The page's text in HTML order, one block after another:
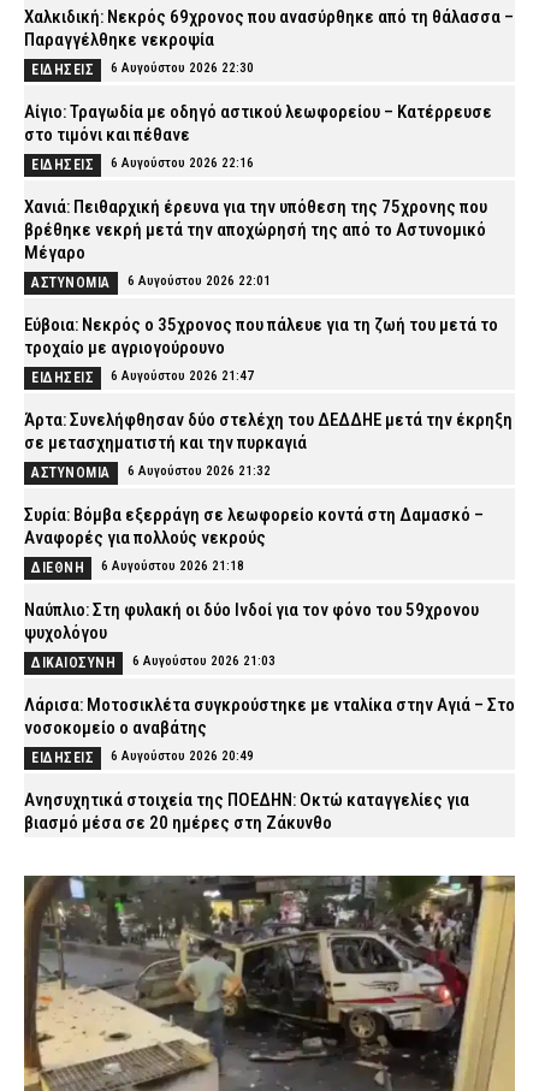
Χαλκιδική: Νεκρός 69χρονος που ανασύρθηκε από τη θάλασσα –
Παραγγέλθηκε νεκροψία
ΕΙΔΗΣΕΙΣ 6 Αυγούστου 2026 22:30
Αίγιο: Τραγωδία με οδηγό αστικού λεωφορείου – Κατέρρευσε
στο τιμόνι και πέθανε
ΕΙΔΗΣΕΙΣ 6 Αυγούστου 2026 22:16
Χανιά: Πειθαρχική έρευνα για την υπόθεση της 75χρονης που
βρέθηκε νεκρή μετά την αποχώρησή της από το Αστυνομικό
Μέγαρο
ΑΣΤΥΝΟΜΙΑ 6 Αυγούστου 2026 22:01
Εύβοια: Νεκρός ο 35χρονος που πάλευε για τη ζωή του μετά το
τροχαίο με αγριογούρουνο
ΕΙΔΗΣΕΙΣ 6 Αυγούστου 2026 21:47
Άρτα: Συνελήφθησαν δύο στελέχη του ΔΕΔΔΗΕ μετά την έκρηξη
σε μετασχηματιστή και την πυρκαγιά
ΑΣΤΥΝΟΜΙΑ 6 Αυγούστου 2026 21:32
Συρία: Βόμβα εξερράγη σε λεωφορείο κοντά στη Δαμασκό –
Αναφορές για πολλούς νεκρούς
ΔΙΕΘΝΗ 6 Αυγούστου 2026 21:18
Ναύπλιο: Στη φυλακή οι δύο Ινδοί για τον φόνο του 59χρονου
ψυχολόγου
ΔΙΚΑΙΟΣΥΝΗ 6 Αυγούστου 2026 21:03
Λάρισα: Μοτοσικλέτα συγκρούστηκε με νταλίκα στην Αγιά – Στο
νοσοκομείο ο αναβάτης
ΕΙΔΗΣΕΙΣ 6 Αυγούστου 2026 20:49
Ανησυχητικά στοιχεία της ΠΟΕΔΗΝ: Οκτώ καταγγελίες για
βιασμό μέσα σε 20 ημέρες στη Ζάκυνθο
Σορός Βρετανίδας σε βαλίτσα στην Κυψέλη: Γιατί ο 26χρονος
Αφγανός επικαλέστηκε το δικαίωμα της σιωπής – Τι
υποστηρίζει ο δικηγόρος του
ΑΣΤΥΝΟΜΙΑ 6 Αυγούστου 2026 20:20
Πυρκαγιές: 325 αυτοψίες σε έξι περιφερειακές ενότητες –
Ακατάλληλα 118 κτίρια
ΕΙΔΗΣΕΙΣ 6 Αυγούστου 2026 20:06